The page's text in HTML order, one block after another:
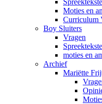
Moties en
Curriculum
Boy Sluiters
Vragen
moties en
Archief
Mariëtte